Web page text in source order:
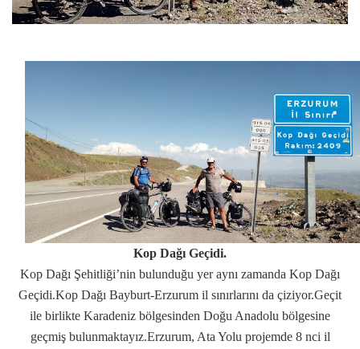
Kop Dağı Geçidi.
Kop Dağı Şehitliği’nin bulunduğu yer aynı zamanda Kop Dağı
Geçidi.Kop Dağı Bayburt-Erzurum il sınırlarını da çiziyor.Geçit
ile birlikte Karadeniz bölgesinden Doğu Anadolu bölgesine
geçmiş bulunmaktayız.Erzurum, Ata Yolu projemde 8 nci il